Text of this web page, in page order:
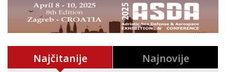
Najčitanije Najnovije